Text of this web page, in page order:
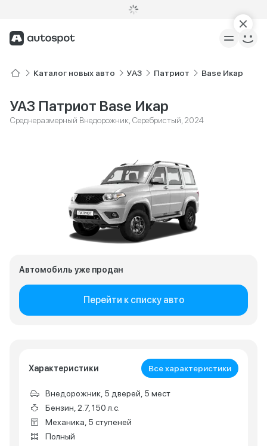
Каталог новых авто УАЗ Патриот Base Икар
УАЗ Патриот Base Икар
Среднеразмерный Внедорожник, Серебристый, 2024
Характеристики Все характеристики
Внедорожник, 5 дверей, 5 мест
Бензин, 2.7, 150 л.с.
Механика, 5 ступеней
Полный
Автомобиль уже продан
Перейти к списку авто